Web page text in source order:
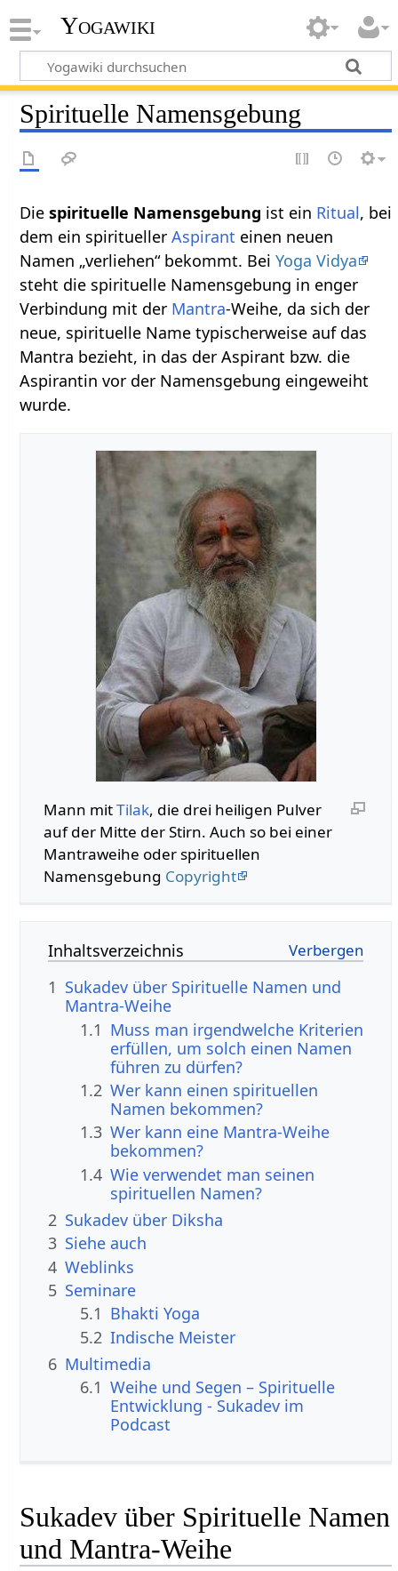
Yogawiki
Spirituelle Namensgebung
Diespirituelle Namensgebung ist ein Ritual, bei
dem ein spirituellerAspirant einen neuen
Namen „verliehen“ bekommt. BeiYoga Vidya
steht die spirituelle Namensgebung in enger
Verbindung mit der Mantra-Weihe, da sich der
neue, spirituelle Name typischerweise auf das
Mantra bezieht, in das der Aspirant bzw. die
Aspirantin vor der Namensgebung eingeweiht
wurde.
Mann mitTilak, die drei heiligen Pulver
auf der Mitte der Stirn. Auch so bei einer
Mantraweihe oder spirituellen
Namensgebung Copyright
Inhaltsverzeichnis
1 Sukadev über Spirituelle Namen und
Mantra-Weihe
1.1 Muss man irgendwelche Kriterien
erfüllen, um solch einen Namen
führen zu dürfen?
1.2 Wer kann einen spirituellen
Namen bekommen?
1.3 Wer kann eine Mantra-Weihe
bekommen?
1.4 Wie verwendet man seinen
spirituellen Namen?
2 Sukadev über Diksha
3 Siehe auch
4 Weblinks
5 Seminare
5.1 Bhakti Yoga
5.2 Indische Meister
6 Multimedia
6.1 Weihe und Segen – Spirituelle
Entwicklung - Sukadev im
Podcast
Sukadev über Spirituelle Namen
und Mantra-Weihe